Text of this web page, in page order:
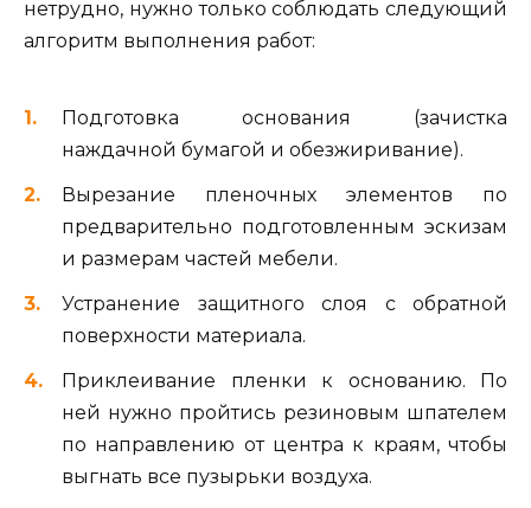
нетрудно, нужно только соблюдать следующий
алгоритм выполнения работ:
Подготовка основания (зачистка
наждачной бумагой и обезжиривание).
Вырезание пленочных элементов по
предварительно подготовленным эскизам
и размерам частей мебели.
Устранение защитного слоя с обратной
поверхности материала.
Приклеивание пленки к основанию. По
ней нужно пройтись резиновым шпателем
по направлению от центра к краям, чтобы
выгнать все пузырьки воздуха.